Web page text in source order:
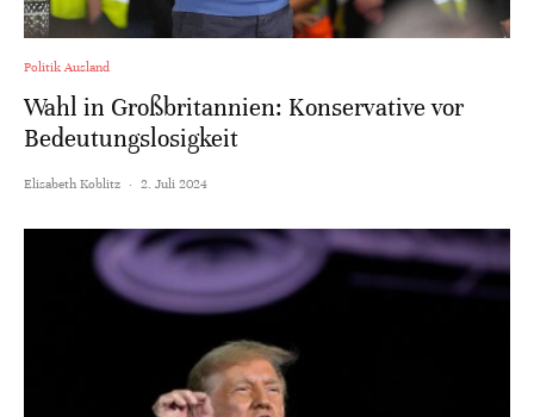
Politik Ausland
Wahl in Großbritannien: Konservative vor
Bedeutungslosigkeit
Elisabeth Koblitz · 2. Juli 2024